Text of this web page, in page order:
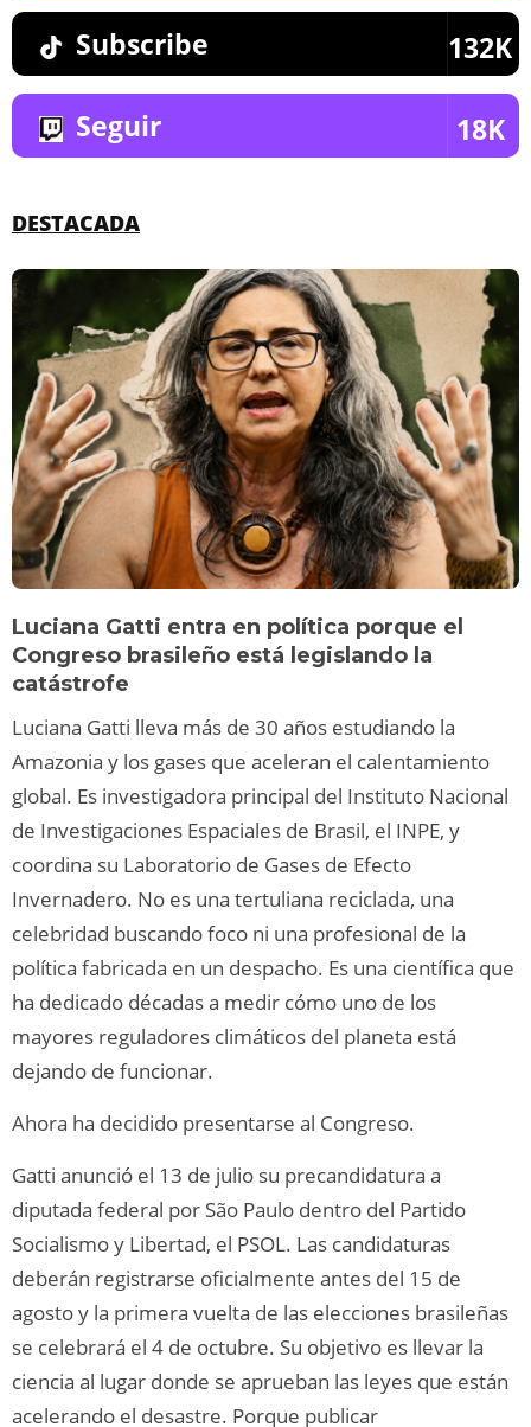
Subscribe 132K
Seguir 18K
DESTACADA
Luciana Gatti entra en política porque el
Congreso brasileño está legislando la
catástrofe
Luciana Gatti lleva más de 30 años estudiando la
Amazonia y los gases que aceleran el calentamiento
global. Es investigadora principal del Instituto Nacional
de Investigaciones Espaciales de Brasil, el INPE, y
coordina su Laboratorio de Gases de Efecto
Invernadero. No es una tertuliana reciclada, una
celebridad buscando foco ni una profesional de la
política fabricada en un despacho. Es una científica que
ha dedicado décadas a medir cómo uno de los
mayores reguladores climáticos del planeta está
dejando de funcionar.
Ahora ha decidido presentarse al Congreso.
Gatti anunció el 13 de julio su precandidatura a
diputada federal por São Paulo dentro del Partido
Socialismo y Libertad, el PSOL. Las candidaturas
deberán registrarse oficialmente antes del 15 de
agosto y la primera vuelta de las elecciones brasileñas
se celebrará el 4 de octubre. Su objetivo es llevar la
ciencia al lugar donde se aprueban las leyes que están
acelerando el desastre. Porque publicar